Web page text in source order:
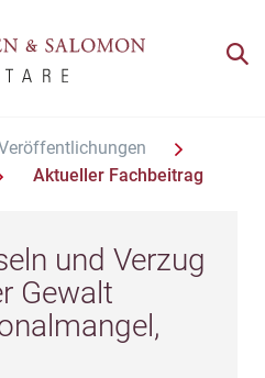
Aktueller Fachbeitrag
und Verzug
Gewalt